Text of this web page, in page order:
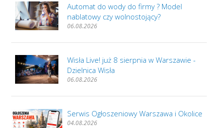
Automat do wody do firmy ? Model
nablatowy czy wolnostojący?
06.08.2026
Wisła Live! już 8 sierpnia w Warszawie -
Dzielnica Wisła
06.08.2026
Serwis Ogłoszeniowy Warszawa i Okolice
04.08.2026